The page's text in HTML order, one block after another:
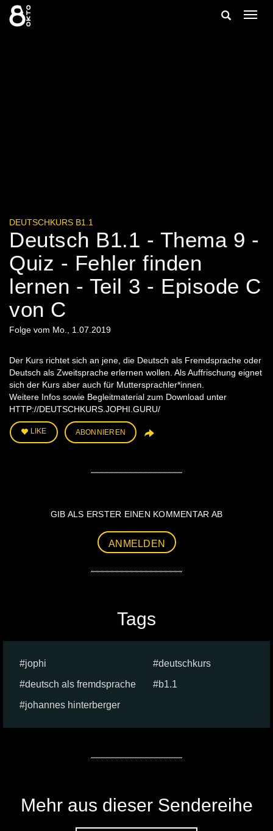
Zum
Inhalt
springen
Suche
DEUTSCHKURS B1.1
Deutsch B1.1 - Thema 9 -
Quiz - Fehler finden
lernen - Teil 3 - Episode C
von C
Folge vom Mo., 1.07.2019
Der Kurs richtet sich an jene, die Deutsch als Fremdsprache oder
Deutsch als Zweitsprache erlernen wollen. Als Auffrischung eignet
sich der Kurs aber auch für Muttersprachler*innen.
Weitere Infos sowie Begleitmaterial zum Download unter
HTTP://DEUTSCHKURS.JOPHI.GURU/
LIKE ABONNIEREN
GIB ALS ERSTER EINEN KOMMENTAR AB
ANMELDEN
Tags
jophi
deutschkurs
deutsch als fremdsprache
b1.1
johannes hinterberger
Mehr aus dieser Sendereihe